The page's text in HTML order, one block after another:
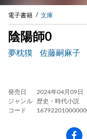
電子書籍 文庫
陰陽師0
夢枕獏 佐藤嗣麻子
発売日
2024年04月09日
ジャンル
歴史・時代小説
コード